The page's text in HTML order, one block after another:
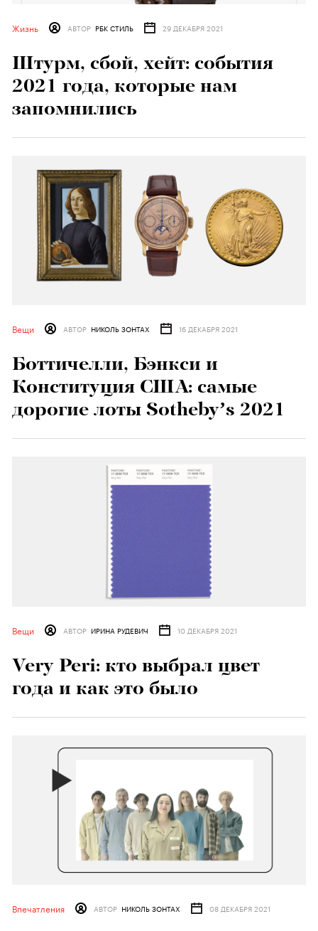
Жизнь АВТОР РБК СТИЛЬ 29 ДЕКАБРЯ 2021
Штурм, сбой, хейт: события
2021 года, которые нам
запомнились
Вещи АВТОР НИКОЛЬ ЗОНТАХ 16 ДЕКАБРЯ 2021
Боттичелли, Бэнкси и
Конституция США: самые
дорогие лоты Sotheby’s 2021
Вещи АВТОР ИРИНА РУДЕВИЧ 10 ДЕКАБРЯ 2021
Very Peri: кто выбрал цвет
года и как это было
Впечатления АВТОР НИКОЛЬ ЗОНТАХ 08 ДЕКАБРЯ 2021